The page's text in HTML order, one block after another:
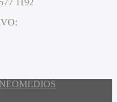
NEOMEDIOS